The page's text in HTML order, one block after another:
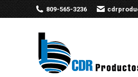
809-565-3236